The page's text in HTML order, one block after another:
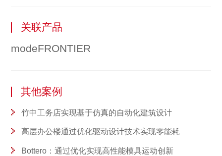
关联产品
modeFRONTIER
其他案例
竹中工务店实现基于仿真的自动化建筑设计
高层办公楼通过优化驱动设计技术实现零能耗
Bottero：通过优化实现高性能模具运动创新